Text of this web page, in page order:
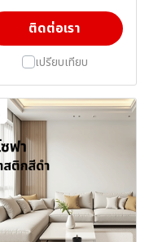
ติดต่อเรา
เปรียบเทียบ